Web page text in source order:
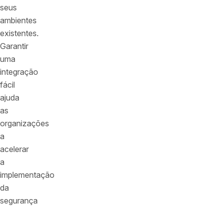
seus
ambientes
existentes.
Garantir
uma
integração
fácil
ajuda
as
organizações
a
acelerar
a
implementação
da
segurança